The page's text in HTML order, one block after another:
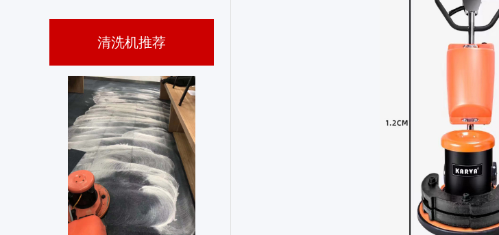
GS-139W 13寸震荡清洗机（电池版）
清洗机推荐
JH-13 13寸无线地毯清洗机